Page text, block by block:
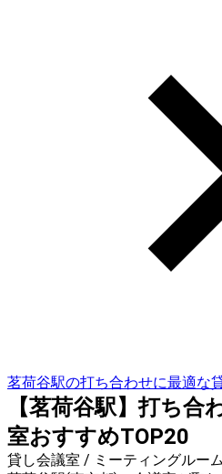
茗荷谷駅の打ち合わせに最適な
【茗荷谷駅】打ち合
室おすすめTOP20
貸し会議室 / ミーティングルー